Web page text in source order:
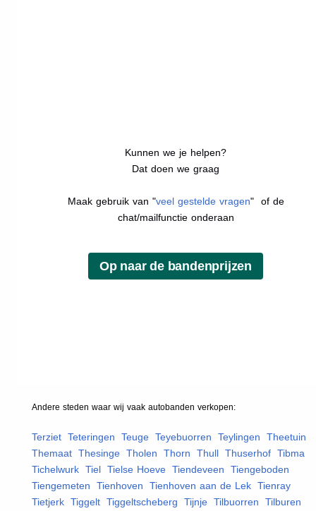
Kunnen we je helpen?
Dat doen we graag
Maak gebruik van "veel gestelde vragen" of de
chat/mailfunctie onderaan
Andere steden waar wij vaak autobanden verkopen:
Terziet Teteringen Teuge Teyebuorren Teylingen Theetuin
Themaat Thesinge Tholen Thorn Thull Thuserhof Tibma
Tichelwurk Tiel Tielse Hoeve Tiendeveen Tiengeboden
Tiengemeten
Tienhoven Tienhoven aan de Lek Tienray,
Tietjerk Tiggelt Tiggeltscheberg Tijnje Tilbuorren Tilburen